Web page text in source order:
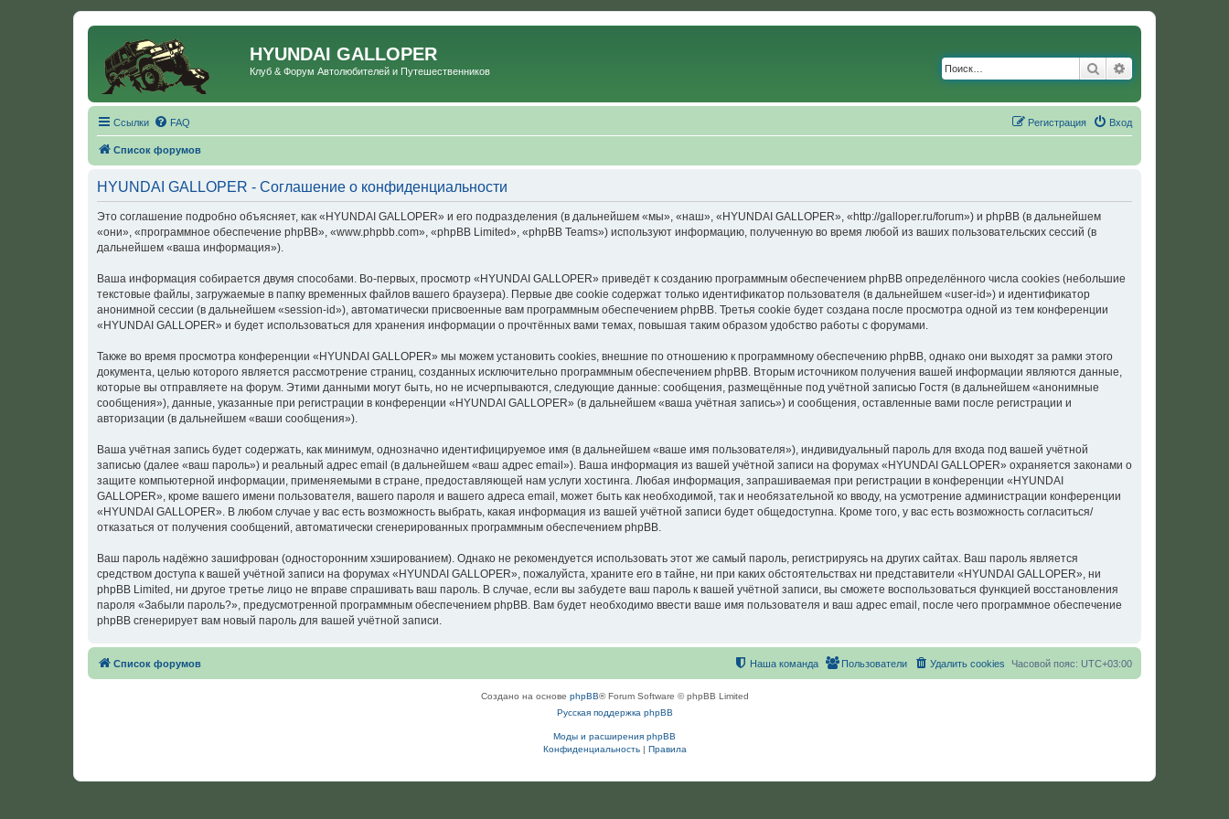
HYUNDAI GALLOPER
Клуб & Форум Автолюбителей и Путешественников Поиск
Ссылки FAQ Вход
Регистрация
Список форумов
HYUNDAI GALLOPER - Соглашение о конфиденциальности
Это соглашение подробно объясняет, как «HYUNDAI GALLOPER» и его подразделения (в дальнейшем «мы», «наш», «HYUNDAI GALLOPER», «http://galloper.ru/forum») и phpBB (в дальнейшем
«они», «программное обеспечение phpBB», «www.phpbb.com», «phpBB Limited», «phpBB Teams») используют информацию, полученную во время любой из ваших пользовательских сессий (в
дальнейшем «ваша информация»).
Ваша информация собирается двумя способами. Во-первых, просмотр «HYUNDAI GALLOPER» приведёт к созданию программным обеспечением phpBB определённого числа cookies (небольшие
текстовые файлы, загружаемые в папку временных файлов вашего браузера). Первые две cookie содержат только идентификатор пользователя (в дальнейшем «user-id») и идентификатор
анонимной сессии (в дальнейшем «session-id»), автоматически присвоенные вам программным обеспечением phpBB. Третья cookie будет создана после просмотра одной из тем конференции
«HYUNDAI GALLOPER» и будет использоваться для хранения информации о прочтённых вами темах, повышая таким образом удобство работы с форумами.
Также во время просмотра конференции «HYUNDAI GALLOPER» мы можем установить cookies, внешние по отношению к программному обеспечению phpBB, однако они выходят за рамки этого
документа, целью которого является рассмотрение страниц, созданных исключительно программным обеспечением phpBB. Вторым источником получения вашей информации являются данные,
которые вы отправляете на форум. Этими данными могут быть, но не исчерпываются, следующие данные: сообщения, размещённые под учётной записью Гостя (в дальнейшем «анонимные
сообщения»), данные, указанные при регистрации в конференции «HYUNDAI GALLOPER» (в дальнейшем «ваша учётная запись») и сообщения, оставленные вами после регистрации и
авторизации (в дальнейшем «ваши сообщения»).
Ваша учётная запись будет содержать, как минимум, однозначно идентифицируемое имя (в дальнейшем «ваше имя пользователя»), индивидуальный пароль для входа под вашей учётной
записью (далее «ваш пароль») и реальный адрес email (в дальнейшем «ваш адрес email»). Ваша информация из вашей учётной записи на форумах «HYUNDAI GALLOPER» охраняется законами о
защите компьютерной информации, применяемыми в стране, предоставляющей нам услуги хостинга. Любая информация, запрашиваемая при регистрации в конференции «HYUNDAI
GALLOPER», кроме вашего имени пользователя, вашего пароля и вашего адреса email, может быть как необходимой, так и необязательной ко вводу, на усмотрение администрации конференции
«HYUNDAI GALLOPER». В любом случае у вас есть возможность выбрать, какая информация из вашей учётной записи будет общедоступна. Кроме того, у вас есть возможность согласиться/
отказаться от получения сообщений, автоматически сгенерированных программным обеспечением phpBB.
Ваш пароль надёжно зашифрован (односторонним хэшированием). Однако не рекомендуется использовать этот же самый пароль, регистрируясь на других сайтах. Ваш пароль является
средством доступа к вашей учётной записи на форумах «HYUNDAI GALLOPER», пожалуйста, храните его в тайне, ни при каких обстоятельствах ни представители «HYUNDAI GALLOPER», ни
phpBB Limited, ни другое третье лицо не вправе спрашивать ваш пароль. В случае, если вы забудете ваш пароль к вашей учётной записи, вы сможете воспользоваться функцией восстановления
пароля «Забыли пароль?», предусмотренной программным обеспечением phpBB. Вам будет необходимо ввести ваше имя пользователя и ваш адрес email, после чего программное обеспечение
phpBB сгенерирует вам новый пароль для вашей учётной записи.
Список форумов Часовой пояс: UTC+03:00
Удалить cookies
Пользователи
Наша команда
Создано на основе phpBB® Forum Software © phpBB Limited
Русская поддержка phpBB
Моды и расширения phpBB
Конфиденциальность| Правила